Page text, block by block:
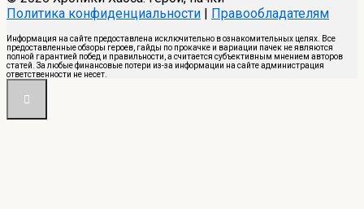
Политика конфиденциальности | Правообладателям
Информация на сайте предоставлена исключительно в ознакомительных целях. Все
предоставленные обзоры героев, гайды по прокачке и вариации пачек не являются
полной гарантией побед и правильности, а считается субъективным мнением авторов
статей. За любые финансовые потери из-за информации на сайте администрация
ответственности не несет.